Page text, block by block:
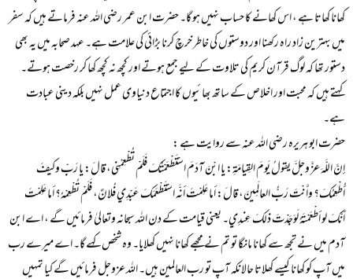
کھانا کھاتا ہے ، اس کھانے کا حساب نہیں ہو گا۔ حضرت ابن عمر رضی اللہ عنہ فرماتے ہیں کہ سفر
میں بہترین زاد راہ رکھنا اور دوستوں کی خاطر خرچ کرنا بڑائی کی علامت ہے۔ عہد صحابہ میں یہ بھی
دستور تھا کہ لوگ قرآن کریم کی تلاوت کے لیے جمع ہوتے اور کچھ نہ کچھ کھا کر رخصت ہوتے۔
کہتے ہیں کہ محبت اور اخلاص کے ساتھ بھائیوں کا اجتماع دنیاوی عمل نہیں بلکہ دینی عبادت
ہے۔
حضرت ابو ہریرہ رضی اللہ عنہ سے روایت ہے :
إنَّ اللَّهَ عزَّ وجلَّ يقولُ يَومَ القِيامَةِ: يا ابْنَ آدَمَاسْتَطْعَمْتُكَ فَلَمْ تُطْعِمْنِي، قالَ: يا رَبِّ وكيفَ
أُطْعِمُكَ؟ وأَنْتَ رَبُّ العالَمِينَ، قالَ: أما عَلِمْتَ أنَّه اسْتَطْعَمَكَ عَبْدِي فُلانٌ، فَلَمْ تُطْعِمْهُ؟ أما عَلِمْتَ
أنَّكَ لو أطْعَمْتَهُ لَوَجَدْتَ ذلكَ عِندِي۔ یعنی قیامت کے دن اللہ سبحانہ وتعالیٰ فرمائیں گے ، اے ابن
آدم میں نے تجھ سے کھانا مانگا تو تم نے مجھے کھانا نہیں کھلایا۔ وہ شخص کہے گا۔ اے میرے رب
میں آپ کو کھانا کیسے کھلاتا حالانکہ آپ تو رب العالمین ہیں۔ اللہ عزوجل فرمائیں گے کیا تمہیں